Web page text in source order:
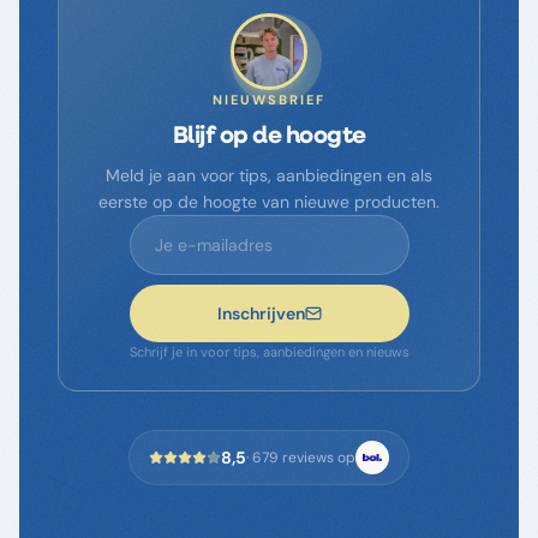
NIEUWSBRIEF
Blijf op de hoogte
Meld je aan voor tips, aanbiedingen en als
eerste op de hoogte van nieuwe producten.
Inschrijven
Schrijf je in voor tips, aanbiedingen en nieuws
8,5·679 reviews op